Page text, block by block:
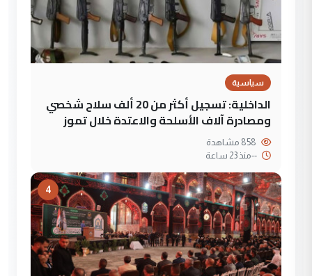
سياسية
الداخلية: تسجيل أكثر من 20 ألف سلاح شخصي
ومصادرة آلاف الأسلحة والاعتدة خلال تموز
--منذ 23 ساعة
4